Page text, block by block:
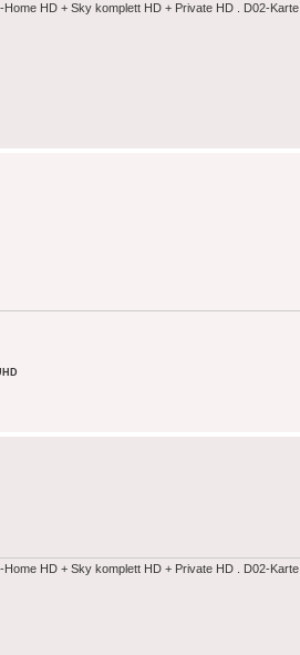
HD + Sky komplett HD + Private HD . D02-Karte
HD + Sky komplett HD + Private HD . D02-Karte